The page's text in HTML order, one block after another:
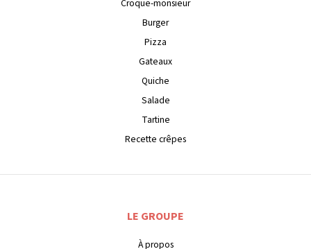
Croque-monsieur
Burger
Pizza
Gateaux
Quiche
Salade
Tartine
Recette crêpes
LE GROUPE
À propos